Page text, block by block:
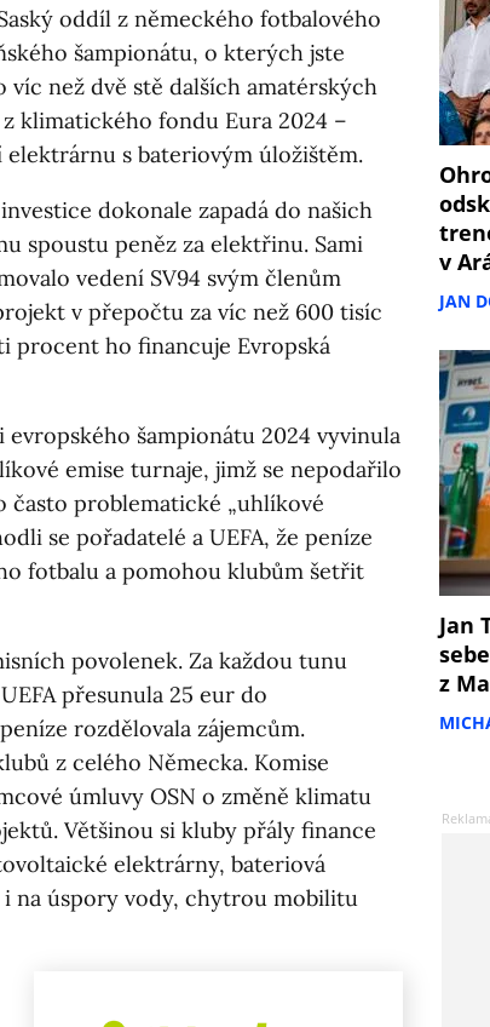
oddíl z německého fotbalového
šampionátu, o kterých jste
víc než dvě stě dalších amatérských
klimatického fondu Eura 2024 –
elektrárnu s bateriovým úložištěm.
dokonale zapadá do našich
spoustu peněz za elektřinu. Sami
vedení SV94 svým členům
v přepočtu za víc než 600 tisíc
procent ho financuje Evropská
šampionátu 2024 vyvinula
emise turnaje, jimž se nepodařilo
problematické „uhlíkové
se pořadatelé a UEFA, že peníze
fotbalu a pomohou klubům šetřit
povolenek. Za každou tunu
přesunula 25 eur do
rozdělovala zájemcům.
z celého Německa. Komise
úmluvy OSN o změně klimatu
Většinou si kluby přály finance
elektrárny, bateriová
i na úspory vody, chytrou mobilitu
v
JAN
Jan
z